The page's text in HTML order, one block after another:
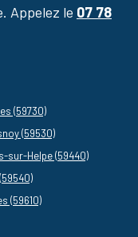
Appelez le 07 78
(59730)
(59530)
sur-Helpe (59440)
(59610)